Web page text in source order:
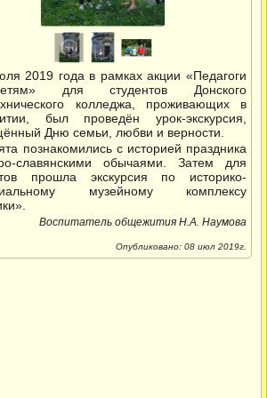
2019 года в рамках акции «Педагоги
для студентов Донского
колледжа, проживающих в
был проведён урок-экскурсия,
Дню семьи, любви и верности.
познакомились с историей праздника
славянскими обычаями. Затем для
прошла экскурсия по историко-
музейному комплексу
Воспитатель общежития Н.А. Наумова
Опубликовано: 08 июл 2019г.